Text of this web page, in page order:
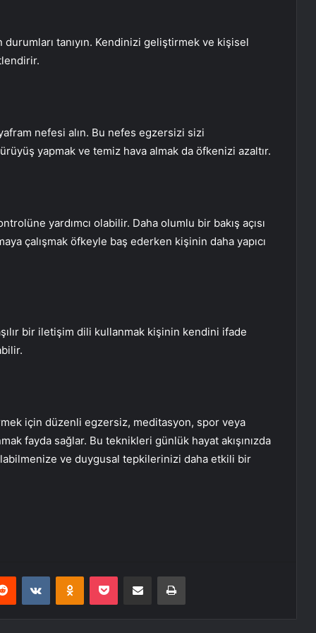
tanıyın. Kendinizi geliştirmek ve kişisel
nefesi alın. Bu nefes egzersizi sizi
yapmak ve temiz hava almak da öfkenizi azaltır.
yardımcı olabilir. Daha olumlu bir bakış açısı
çalışmak öfkeyle baş ederken kişinin daha yapıcı
bir iletişim dili kullanmak kişinin kendini ifade
için düzenli egzersiz, meditasyon, spor veya
fayda sağlar. Bu teknikleri günlük hayat akışınızda
ve duygusal tepkilerinizi daha etkili bir
Reddit VKontakteOdnoklassniki
Pocket E-Posta ile paylaş Yazdır